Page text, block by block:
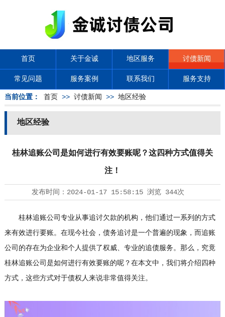
首页 关于金诚 地区服务 讨债新闻
常见问题 服务案例 联系我们 服务支持
当前位置： 首页 >> 讨债新闻 >> 地区经验
地区经验
桂林追账公司是如何进行有效要账呢？这四种方式值得关
注！
发布时间： 2024-01-17 15:58:15浏览 344次
桂林追账公司专业从事追讨欠款的机构，他们通过一系列的方式
来有效进行要账。在现今社会，债务追讨是一个普遍的现象，而追账
公司的存在为企业和个人提供了权威、专业的追债服务。那么，究竟
桂林追账公司是如何进行有效要账的呢？在本文中，我们将介绍四种
方式，这些方式对于债权人来说非常值得关注。